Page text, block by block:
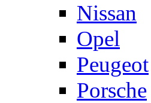
Nissan
Opel
Peugeot
Porsche